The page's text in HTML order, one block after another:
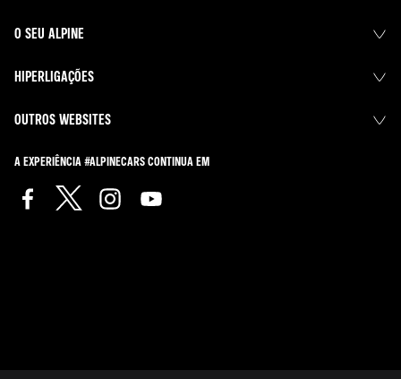
O SEU ALPINE
HIPERLIGAÇÕES
OUTROS WEBSITES
A EXPERIÊNCIA #ALPINECARS CONTINUA EM